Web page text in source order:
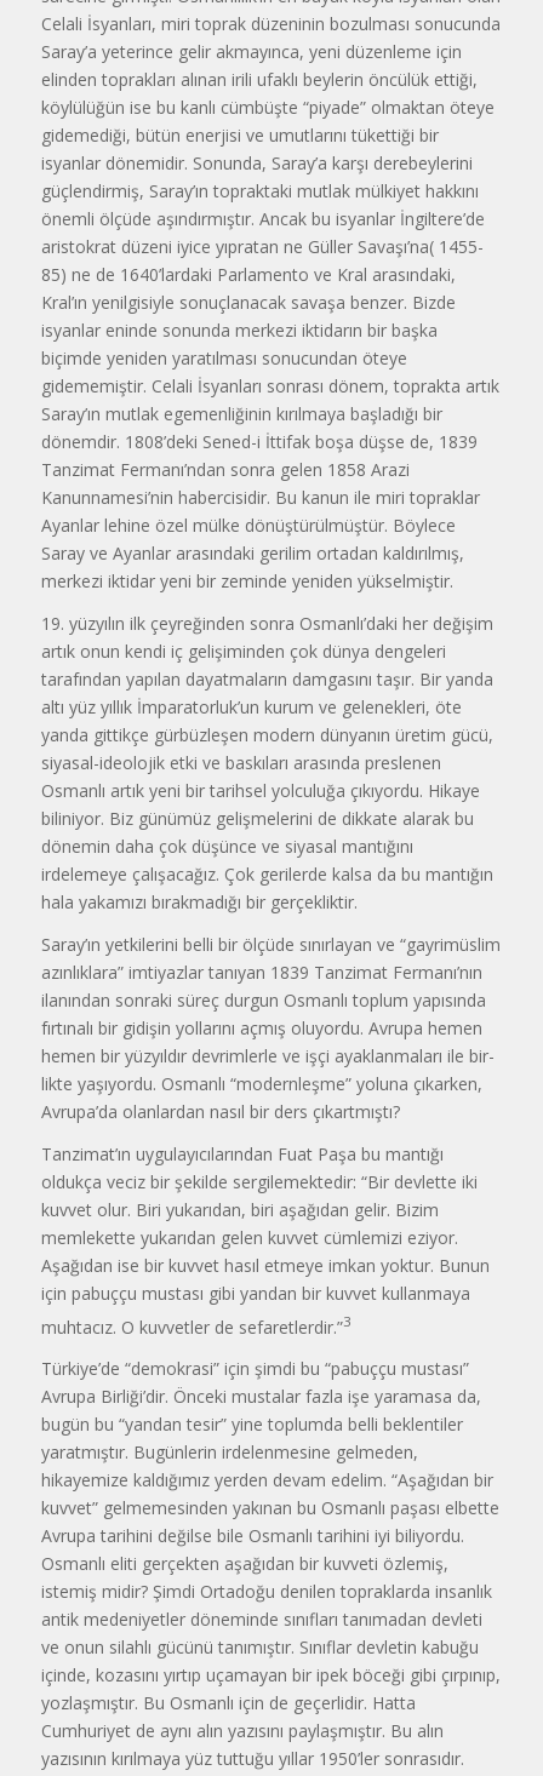
Celali İsyanları, miri toprak düzeninin bozulması sonucunda
Saray’a yeterince gelir akmayınca, yeni düzen­leme için
elinden toprakları alınan irili ufaklı beylerin öncülük ettiği,
köylülüğün ise bu kanlı cümbüşte “piyade” olmak­tan öteye
gidemediği, bütün enerjisi ve umutlarını tükettiği bir
isyanlar döne­midir. Sonunda, Saray’a karşı derebeylerini
güçlendirmiş, Saray’ın topraktaki mutlak mülkiyet hakkını
önemli ölçüde aşındırmıştır. Ancak bu isyanlar İngilte­re’de
aristokrat düzeni iyice yıpratan ne Güller Savaşı’na( 1455-
85) ne de 1640’lardaki Parlamento ve Kral arasındaki,
Kral’ın yenilgisiyle sonuçlanacak savaşa benzer. Bizde
isyanlar eninde sonunda merkezi iktidarın bir başka
biçimde yeniden yaratılması sonucundan öteye
gidememiştir. Celali İsyanları sonrası dönem, toprakta artık
Saray’ın mutlak egemenliğinin kırılmaya başladığı bir
dönemdir. 1808’deki Sened-i İttifak boşa düşse de, 1839
Tanzimat Fermanı’ndan sonra gelen 1858 Arazi
Kanunnamesi’nin habercisidir. Bu kanun ile miri topraklar
Ayanlar lehine özel mülke dönüştürülmüştür. Böylece
Saray ve Ayanlar arasındaki gerilim ortadan kaldırılmış,
merkezi iktidar yeni bir zeminde yeniden yükselmiştir.
19. yüzyılın ilk çeyreğinden sonra Osmanlı’daki her değişim
artık onun kendi iç gelişiminden çok dünya dengeleri
tarafından yapılan dayatmaların damgasını taşır. Bir yanda
altı yüz yıllık İmparatorluk’un kurum ve gelenekleri, öte
yanda gittikçe gürbüzleşen modern dünyanın üretim gücü,
siyasal-ideolojik etki ve baskıları arasında preslenen
Osmanlı artık yeni bir tarihsel yolculuğa çıkıyordu. Hikaye
biliniyor. Biz günümüz gelişmelerini de dikkate alarak bu
döne­min daha çok düşünce ve siyasal man­tığını
irdelemeye çalışacağız. Çok geri­lerde kalsa da bu mantığın
hala yakamızı bırakmadığı bir gerçekliktir.
Saray’ın yetkilerini belli bir ölçüde sınırlayan ve “gayrimüslim
azınlıklara” imtiyazlar tanıyan 1839 Tanzimat Fermanı’nın
ilanından sonraki süreç dur­gun Osmanlı toplum yapısında
fırtınalı bir gidişin yollarını açmış oluyordu. Avrupa hemen
hemen bir yüzyıldır devrimlerle ve işçi ayaklanmaları ile bir­
likte yaşıyordu. Osmanlı “modernleş­me” yoluna çıkarken,
Avrupa’da olanlar­dan nasıl bir ders çıkartmıştı?
Tanzimat’ın uygulayıcılarından Fuat Paşa bu mantığı
oldukça veciz bir şekilde sergilemektedir: “Bir devlette iki
kuvvet olur. Biri yukarıdan, biri aşağıdan gelir. Bizim
memlekette yukarıdan gelen kuvvet cümlemizi eziyor.
Aşağıdan ise bir kuvvet hasıl etmeye imkan yoktur. Bunun
için pabuççu mustası gibi yandan bir kuvvet kullanmaya
muhtacız. O kuvvetler de sefaretlerdir.”3
Türkiye’de “demokrasi” için şimdi bu “pabuççu mustası”
Avrupa Birliği’dir. Önceki mustalar fazla işe yaramasa da,
bugün bu “yandan tesir” yine toplumda belli beklentiler
yaratmıştır. Bugünlerin irdelenmesine gelmeden,
hikayemize kaldığımız yerden devam edelim. “Aşağıdan bir
kuvvet” gelmemesinden yakınan bu Osmanlı paşası elbette
Avrupa tarihini değilse bile Osmanlı ta­rihini iyi biliyordu.
Osmanlı eliti gerçek­ten aşağıdan bir kuvveti özlemiş,
istemiş midir? Şimdi Ortadoğu denilen toprak­larda insanlık
antik medeniyetler döne­minde sınıfları tanımadan devleti
ve onun silahlı gücünü tanımıştır. Sınıflar devletin kabuğu
içinde, kozasını yırtıp uçamayan bir ipek böceği gibi çırpınıp,
yozlaşmıştır. Bu Osmanlı için de geçerlidir. Hatta
Cumhuriyet de aynı alın yazısını paylaşmıştır. Bu alın
yazısının kırılmaya yüz tuttuğu yıllar 1950’ler son­rasıdır.